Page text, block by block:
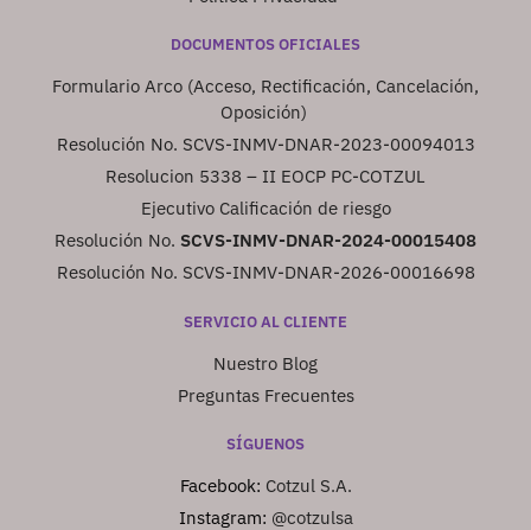
DOCUMENTOS OFICIALES
Formulario Arco (Acceso, Rectificación, Cancelación,
Oposición)
Resolución No. SCVS-INMV-DNAR-2023-00094013
Resolucion 5338 – II EOCP PC-COTZUL
Ejecutivo Calificación de riesgo
Resolución No. SCVS-INMV-DNAR-2024-00015408
Resolución No. SCVS-INMV-DNAR-2026-00016698
SERVICIO AL CLIENTE
Nuestro Blog
Preguntas Frecuentes
SÍGUENOS
Facebook: Cotzul S.A.
Instagram: @cotzulsa